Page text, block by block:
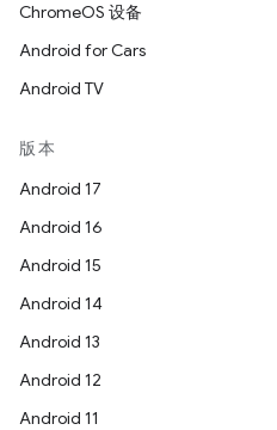
ChromeOS 设备
Android for Cars
Android TV
版本
Android 17
Android 16
Android 15
Android 14
Android 13
Android 12
Android 11